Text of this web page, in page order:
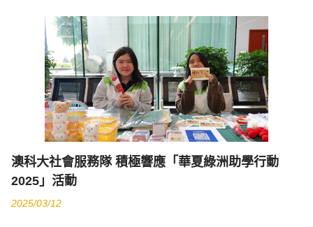
澳科大社會服務隊 積極響應「華夏綠洲助學行動
2025」活動
2025/03/12